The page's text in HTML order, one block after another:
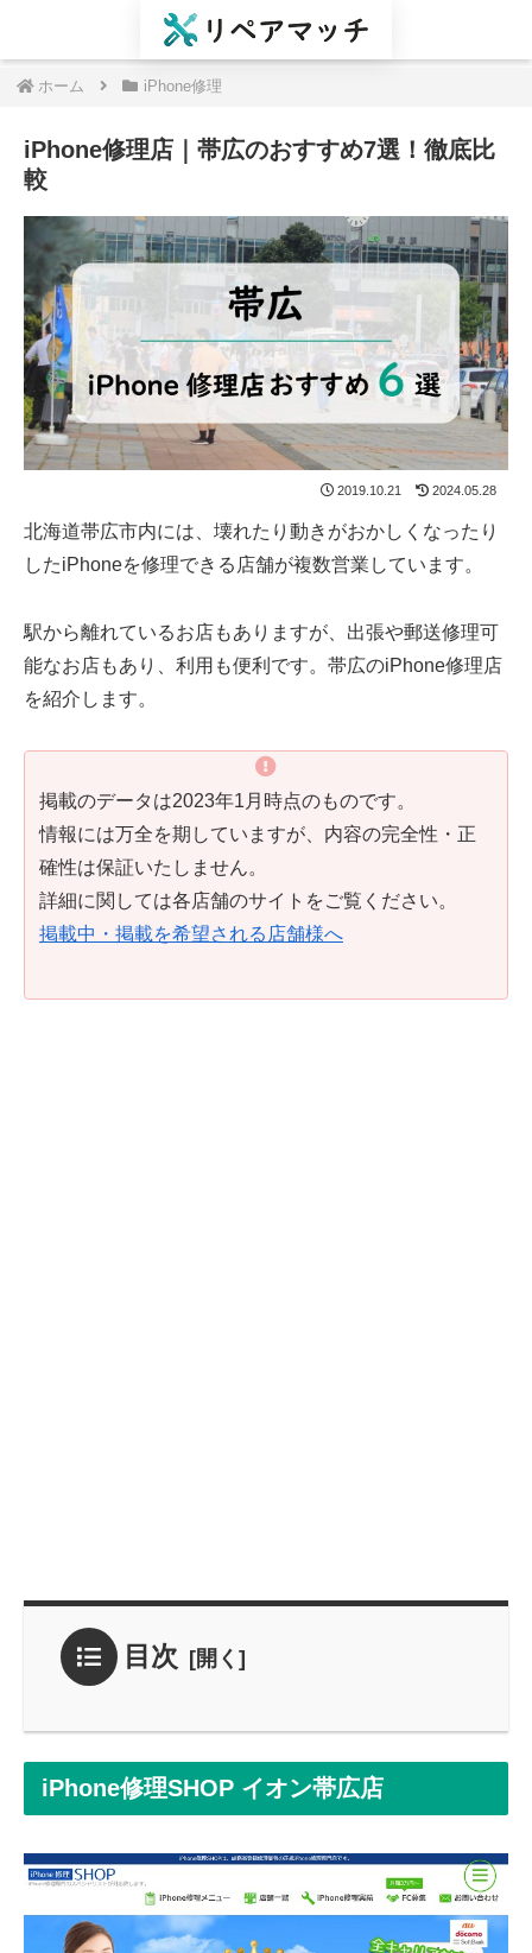
ホーム iPhone修理
iPhone修理店｜帯広のおすすめ7選！徹底比
較
2019.10.21 2024.05.28
北海道帯広市内には、壊れたり動きがおかしくなったり
したiPhoneを修理できる店舗が複数営業しています。
駅から離れているお店もありますが、出張や郵送修理可
能なお店もあり、利用も便利です。帯広のiPhone修理店
を紹介します。
掲載のデータは2023年1月時点のものです。
情報には万全を期していますが、内容の完全性・正
確性は保証いたしません。
詳細に関しては各店舗のサイトをご覧ください。
掲載中・掲載を希望される店舗様へ
目次
iPhone修理SHOP イオン帯広店